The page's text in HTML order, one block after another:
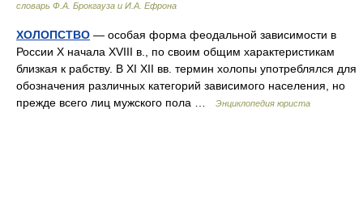
словарь Ф.А. Брокгауза и И.А. Ефрона
ХОЛОПСТВО — особая форма феодальной зависимости в
России Х начала XVIII в., по своим общим характеристикам
близкая к рабству. В XI XII вв. термин холопы употреблялся для
обозначения различных категорий зависимого населения, но
прежде всего лиц мужского пола …
Энциклопедия юриста